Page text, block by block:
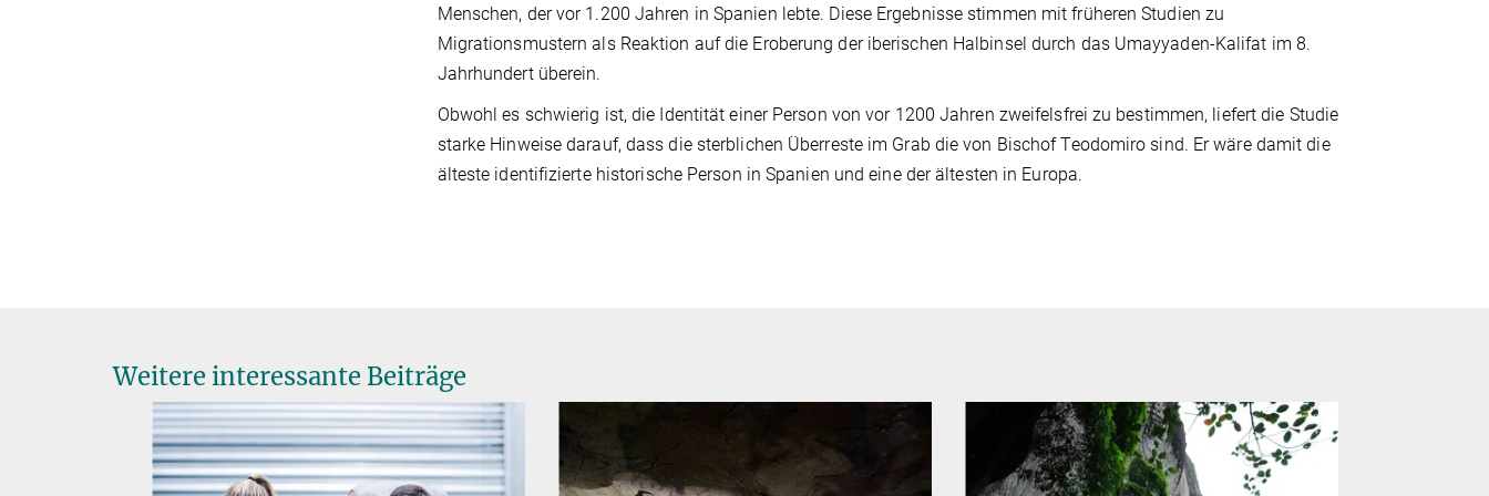
Menschen, der vor 1.200 Jahren in Spanien lebte. Diese Ergebnisse stimmen mit früheren Studien zu
Migrationsmustern als Reaktion auf die Eroberung der iberischen Halbinsel durch das Umayyaden-Kalifat im 8.
Jahrhundert überein.
Obwohl es schwierig ist, die Identität einer Person von vor 1200 Jahren zweifelsfrei zu bestimmen, liefert die Studie
starke Hinweise darauf, dass die sterblichen Überreste im Grab die von Bischof Teodomiro sind. Er wäre damit die
älteste identifizierte historische Person in Spanien und eine der ältesten in Europa.
Weitere interessante Beiträge